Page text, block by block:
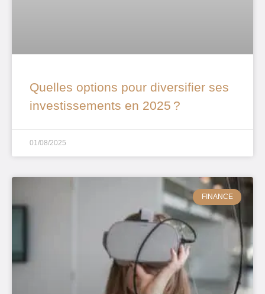
Quelles options pour diversifier ses
investissements en 2025 ?
01/08/2025
FINANCE